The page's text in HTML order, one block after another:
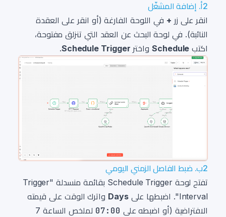
2أ. إضافة المشغّل
انقر على زر + في اللوحة الفارغة (أو انقر على العقدة
النائبة). في لوحة البحث عن العقد التي تنزلق مفتوحة،
اكتب Scheduleواختر Schedule Trigger
.
2ب. ضبط الفاصل الزمني اليومي
تفتح لوحة Schedule Trigger بقائمة منسدلة "Trigger
Interval". اضبطها على
Days واترك الوقت على قيمته
الافتراضية (أو اضبطه على 07:00
لملخص الساعة 7